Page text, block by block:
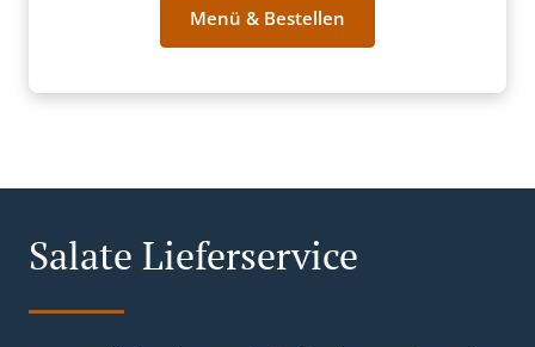
Menü & Bestellen
Salate Lieferservice